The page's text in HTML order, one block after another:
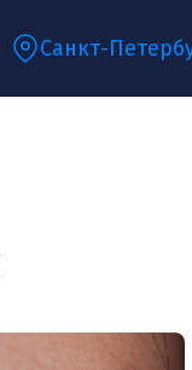
Санкт-
×